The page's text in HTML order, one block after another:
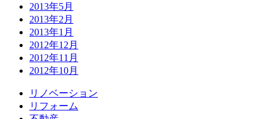
2013年5月
2013年2月
2013年1月
2012年12月
2012年11月
2012年10月
リノベーション
リフォーム